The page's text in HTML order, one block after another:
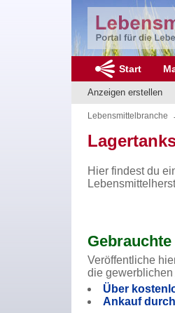
Start
Anzeigen erstellen
Lebensmittelbranche
Hier findest du
Veröffentliche
die gewerblichen
Über
Ankauf